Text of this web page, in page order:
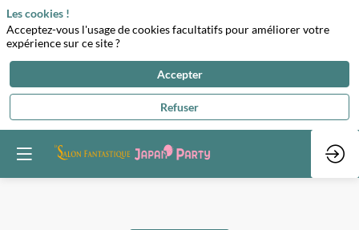
Les cookies !
Acceptez-vous l'usage de cookies facultatifs pour améliorer votre
expérience sur ce site ?
Accepter
Refuser